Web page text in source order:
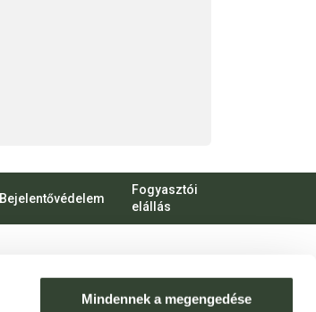
Mindennek a megengedése
Bejelentővédelem
Fogyasztói
elállás